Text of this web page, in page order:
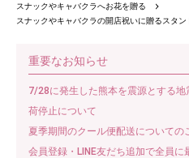
スナックやキャバクラへお花を贈る
スナックやキャバクラの開店祝いに贈るスタン
重要なお知らせ
7/28に発生した熊本を震源とする
荷停止について
夏季期間のクール便配送について
会員登録・LINE友だち追加で全員に